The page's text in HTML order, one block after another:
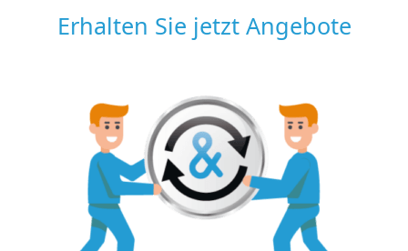
Erhalten Sie jetzt Angebote